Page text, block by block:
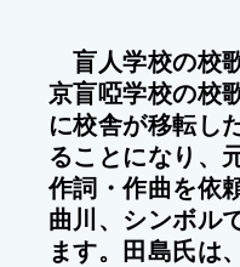
盲人学校の校
京盲啞学校の校
に校舎が移転し
ることになり、
作詞・作曲を依
曲川、シンボル
ます。田島氏は